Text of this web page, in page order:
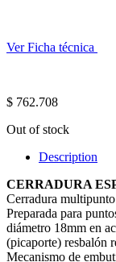
Ver Ficha técnica
$ 762.708
Out of stock
Description
CERRADURA
Cerradura
Preparada para
diámetro 18mm en
(picaporte) resbalón
Mecanismo de